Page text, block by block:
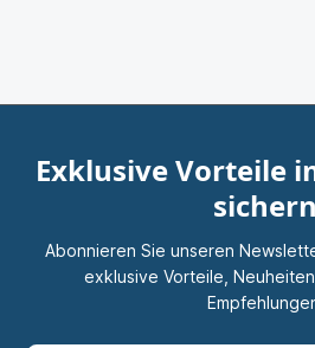
Exklusive Vorteile
sichern
Abonnieren Sie unseren
exklusive Vorteile,